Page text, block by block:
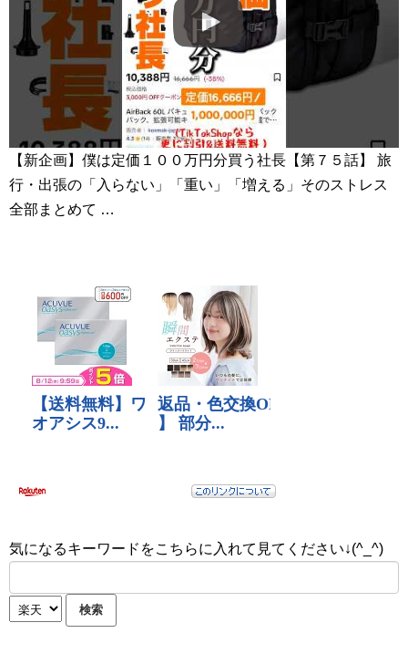
【新企画】僕は定価１００万円分買う社長【第７５話】 旅
行・出張の「入らない」「重い」「増える」そのストレス
全部まとめて …
気になるキーワードをこちらに入れて見てください↓(^_^)